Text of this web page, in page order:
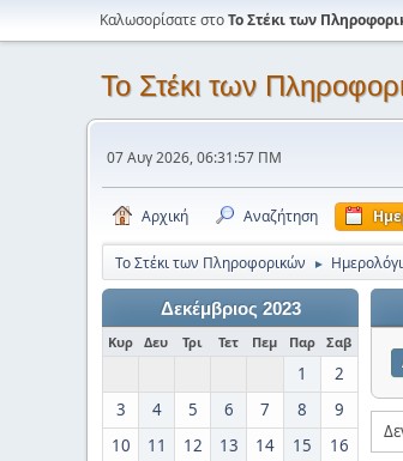
Καλωσορίσατε στοΤο Στέκι των
Το Στέκι των
07 Αυγ 2026, 06:31:57 ΠΜ
Αρχική Αναζήτηση
Το Στέκι των Πληροφορικών ►
Δεκέμβριος 2023
Κυρ Δευ Τρι Τετ Πεμ Παρ Σαβ
1
2
3
4 5 6 7 8
9
10
11 12 13 14 15
16